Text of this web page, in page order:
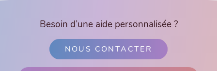
Besoin d’une aide personnalisée ?
NOUS CONTACTER